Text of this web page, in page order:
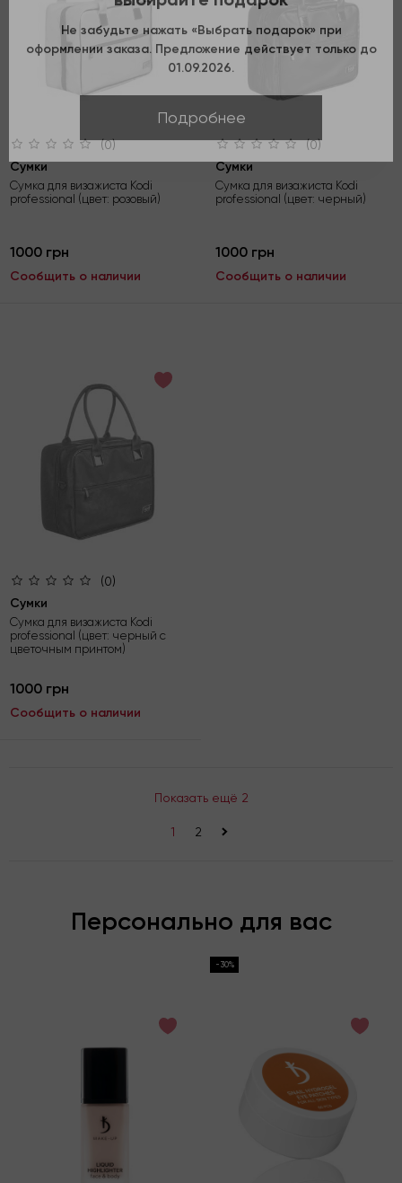
(0)
Сумки
Сумка для визажиста Kodi
professional (цвет: розовый)
1000 грн
Сообщить о наличии
(0)
Сумки
Сумка для визажиста Kodi
professional (цвет: черный)
1000 грн
Сообщить о наличии
(0)
Сумки
Сумка для визажиста Kodi
professional (цвет: черный с
цветочным принтом)
1000 грн
Сообщить о наличии
Показать ещё 2
1 2 >
Персонально для вас
-30%
Не забудьте нажать «Выбрать подарок» при
оформлении заказа. Предложение действует только до
01.09.2026.
Подробнее